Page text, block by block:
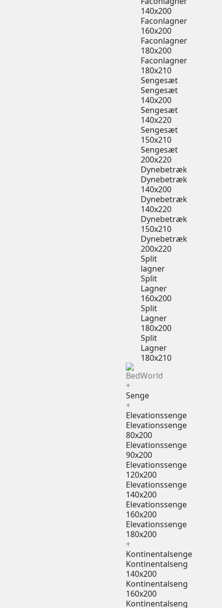
140x200
Faconlagner
160x200
Faconlagner
180x200
Faconlagner
180x210
Sengesæt
Sengesæt
140x200
Sengesæt
140x220
Sengesæt
150x210
Sengesæt
200x220
Dynebetræk
Dynebetræk
140x200
Dynebetræk
140x220
Dynebetræk
150x210
Dynebetræk
200x220
Split
lagner
Split
Lagner
160x200
Split
Lagner
180x200
Split
Lagner
180x210
+
Senge
+
Elevationssenge
Elevationssenge
80x200
Elevationssenge
90x200
Elevationssenge
120x200
Elevationssenge
140x200
Elevationssenge
160x200
Elevationssenge
180x200
+
Kontinentalsenge
Kontinentalseng
140x200
Kontinentalseng
160x200
Kontinentalseng